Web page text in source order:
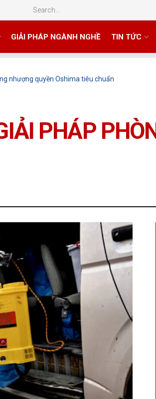
GIẢI PHÁP NGÀNH NGHỀ TIN TỨC
PHÁP